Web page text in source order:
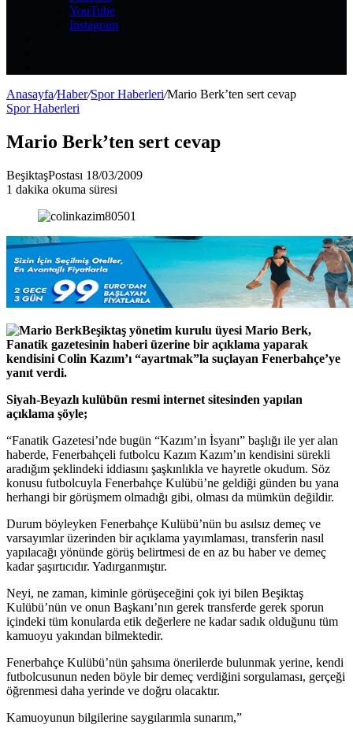
YouTube
Instagram
Anasayfa/Haber/Spor Haberleri/Mario Berk’ten sert cevap
Spor Haberleri
Mario Berk’ten sert cevap
BeşiktaşPostası Bir
e-
göndermek
18/03/2009
1 dakika okuma süresi
Beşiktaş yönetim kurulu üyesi Mario Berk,
Fanatik gazetesinin haberi üzerine bir açıklama yaparak
kendisini Colin Kazım’ı “ayartmak”la suçlayan Fenerbahçe’ye
yanıt verdi.
Siyah-Beyazlı kulübün resmi internet sitesinden yapılan
açıklama şöyle;
“Fanatik Gazetesi’nde bugün “Kazım’ın İsyanı” başlığı ile yer alan
haberde, Fenerbahçeli futbolcu Kazım Kazım’ın kendisini sürekli
aradığım şeklindeki iddiasını şaşkınlıkla ve hayretle okudum. Söz
konusu futbolcuyla Fenerbahçe Kulübü’ne geldiği günden bu yana
herhangi bir görüşmem olmadığı gibi, olması da mümkün değildir.
Durum böyleyken Fenerbahçe Kulübü’nün bu asılsız demeç ve
varsayımlar üzerinden bir açıklama yayımlaması, transferin nasıl
yapılacağı yönünde görüş belirtmesi de en az bu haber ve demeç
kadar şaşırtıcıdır. Yadırganmıştır.
Neyi, ne zaman, kiminle görüşeceğini çok iyi bilen Beşiktaş
Kulübü’nün ve onun Başkanı’nın gerek transferde gerek sporun
içindeki tüm konularda etik değerlere ne kadar sadık olduğunu tüm
kamuoyu yakından bilmektedir.
Fenerbahçe Kulübü’nün şahsıma önerilerde bulunmak yerine, kendi
futbolcusunun neden böyle bir demeç verdiğini sorgulaması, gerçeği
öğrenmesi daha yerinde ve doğru olacaktır.
Kamuoyunun bilgilerine saygılarımla sunarım,”